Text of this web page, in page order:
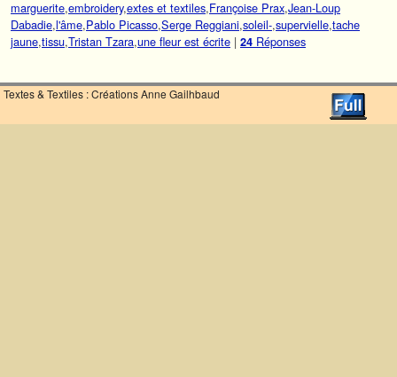
marguerite,embroidery,extes et textiles,Françoise Prax,Jean-Loup
Dabadie,l'âme,Pablo Picasso,Serge Reggiani,soleil-,supervielle,tache
jaune,tissu,Tristan Tzara,une fleur est écrite | 24 Réponses
Textes & Textiles : Créations Anne Gailhbaud